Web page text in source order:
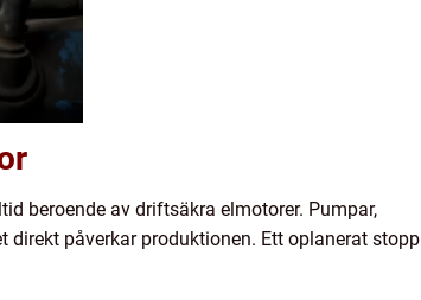
beroende av driftsäkra elmotorer. Pumpar,
påverkar produktionen. Ett oplanerat stopp